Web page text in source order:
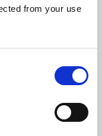
from your use